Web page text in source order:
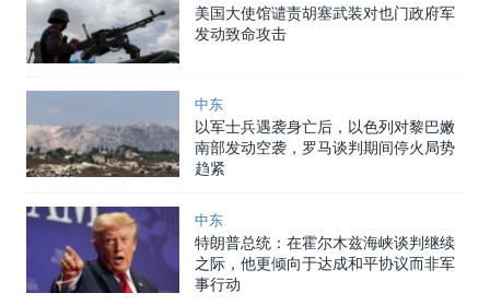
美国大使馆谴责胡塞武装对也门政府军
发动致命攻击
中东
以军士兵遇袭身亡后，以色列对黎巴嫩
南部发动空袭，罗马谈判期间停火局势
趋紧
中东
特朗普总统：在霍尔木兹海峡谈判继续
之际，他更倾向于达成和平协议而非军
事行动